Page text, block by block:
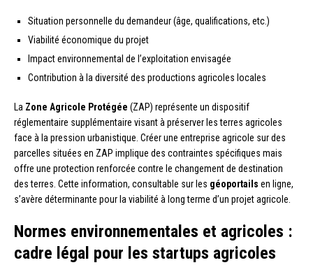
Situation personnelle du demandeur (âge, qualifications, etc.)
Viabilité économique du projet
Impact environnemental de l’exploitation envisagée
Contribution à la diversité des productions agricoles locales
La Zone Agricole Protégée (ZAP) représente un dispositif
réglementaire supplémentaire visant à préserver les terres agricoles
face à la pression urbanistique. Créer une entreprise agricole sur des
parcelles situées en ZAP implique des contraintes spécifiques mais
offre une protection renforcée contre le changement de destination
des terres. Cette information, consultable sur les géoportails en ligne,
s’avère déterminante pour la viabilité à long terme d’un projet agricole.
Normes environnementales et agricoles :
cadre légal pour les startups agricoles